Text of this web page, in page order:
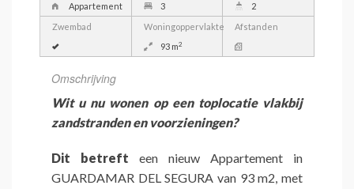
Appartement
3
2
Zwembad
Woningoppervlakte
93 m2
Afstanden
Omschrijving
Wit u nu wonen op een toplocatie vlakbij
zandstranden en voorzieningen?
Dit betreft een nieuw Appartement in
GUARDAMAR DEL SEGURA van 93 m2, met